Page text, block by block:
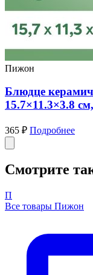
Пижон
Блюдце
15.7×11.3×3.8
365 ₽ Подробнее
Смотрите
П
Все товары Пижон